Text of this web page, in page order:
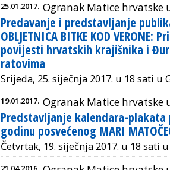
25.01.2017. Ogranak Matice hrvatske
Predavanje i predstavljanje
OBLJETNICA BITKE KOD VERONE:
povijesti hrvatskih krajišnika i
ratovima
Srijeda, 25. siječnja 2017. u 18 sati u
19.01.2017. Ogranak Matice hrvatske
Predstavljanje kalendara-plakata
godinu posvećenog MARI
Četvrtak, 19. siječnja 2017. u 18 sati